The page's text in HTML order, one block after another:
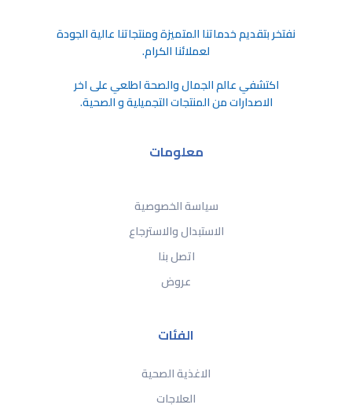
ﻧﻔﺘﺨﺮ ﺑﺘﻘﺪﻳﻢ ﺧﺪﻣﺎﺗﻨﺎ اﻟﻤﺘﻤﻴﺰة وﻣﻨﺘﺠﺎﺗﻨﺎ ﻋﺎﻟﻴﺔ اﻟﺠﻮدة
ﻟﻌﻤﻼﺋﻨﺎ اﻟﻜﺮام.
اكتشفي عالم الجمال والصحة اطلعي على اخر
الاصدارات من المنتجات التجميلية و الصحية.
معلومات
سياسة الخصوصية
الاستبدال والاسترجاع
اتصل بنا
عروض
الفئات
الاغذية الصحية
العلاجات